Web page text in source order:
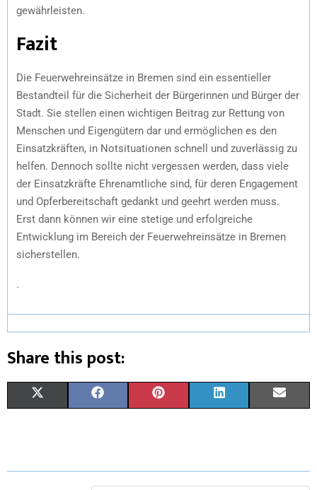
gewährleisten.
Fazit
Die Feuerwehreinsätze in Bremen sind ein essentieller
Bestandteil für die Sicherheit der Bürgerinnen und Bürger der
Stadt. Sie stellen einen wichtigen Beitrag zur Rettung von
Menschen und Eigengütern dar und ermöglichen es den
Einsatzkräften, in Notsituationen schnell und zuverlässig zu
helfen. Dennoch sollte nicht vergessen werden, dass viele
der Einsatzkräfte Ehrenamtliche sind, für deren Engagement
und Opferbereitschaft gedankt und geehrt werden muss.
Erst dann können wir eine stetige und erfolgreiche
Entwicklung im Bereich der Feuerwehreinsätze in Bremen
sicherstellen.
.
Share this post:
W E T K I